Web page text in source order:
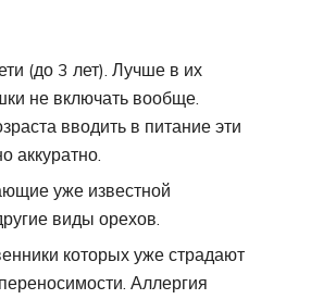
(до 3 лет). Лучше в их
не включать вообще.
вводить в питание эти
аккуратно.
уже известной
виды орехов.
которых уже страдают
Аллергия